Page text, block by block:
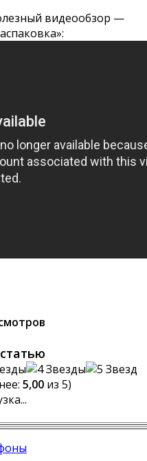
видеообзор —
5,00из 5)